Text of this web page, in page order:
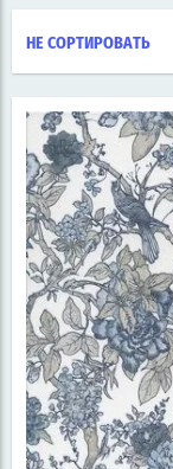
НЕ СОРТИРОВАТЬ